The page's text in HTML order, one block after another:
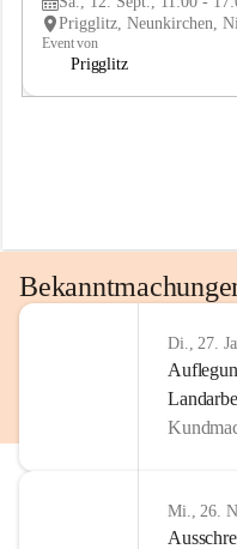
Event von
Prigglitz
Di., 27.
Mi., 26.